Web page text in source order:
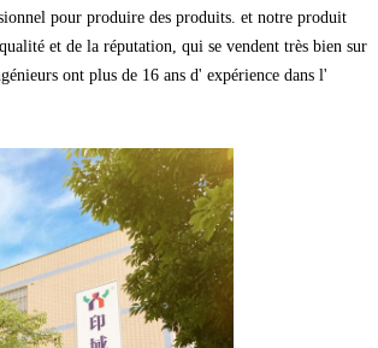
pour produire des produits. et notre produit
et de la réputation, qui se vendent très bien sur
ont plus de 16 ans d' expérience dans l'